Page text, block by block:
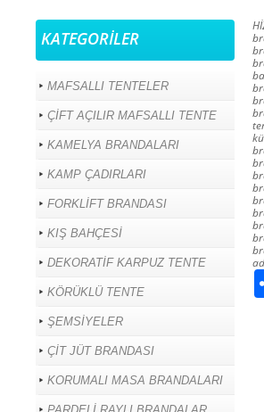
KATEGORİLER
MAFSALLI TENTELER
ÇİFT AÇILIR MAFSALLI TENTE
KAMELYA BRANDALARI
KAMP ÇADIRLARI
FORKLİFT BRANDASI
KIŞ BAHÇESİ
DEKORATİF KARPUZ TENTE
KÖRÜKLÜ TENTE
ŞEMSİYELER
ÇİT JÜT BRANDASI
KORUMALI MASA BRANDALARI